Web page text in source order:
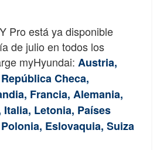
Pro está ya disponible
de julio en todos los
myHyundai: Austria,
Checa,
Francia, Alemania,
Letonia, Países
Eslovaquia, Suiza